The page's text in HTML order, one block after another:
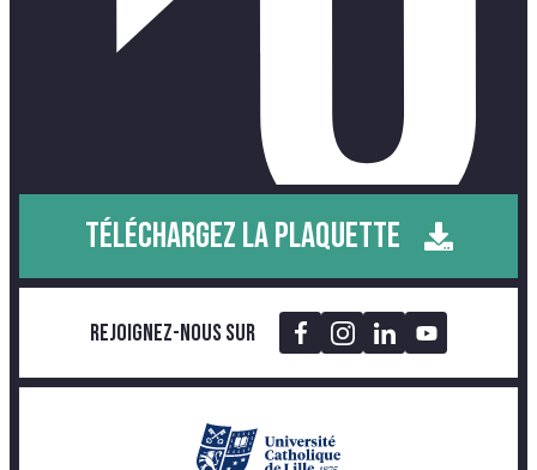
TÉLÉCHARGEZ LA PLAQUETTE
Rejoignez-nous sur